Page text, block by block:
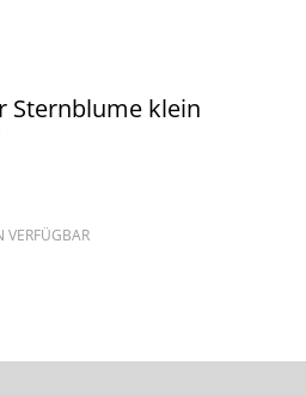
Sternblume klein
VERFÜGBAR